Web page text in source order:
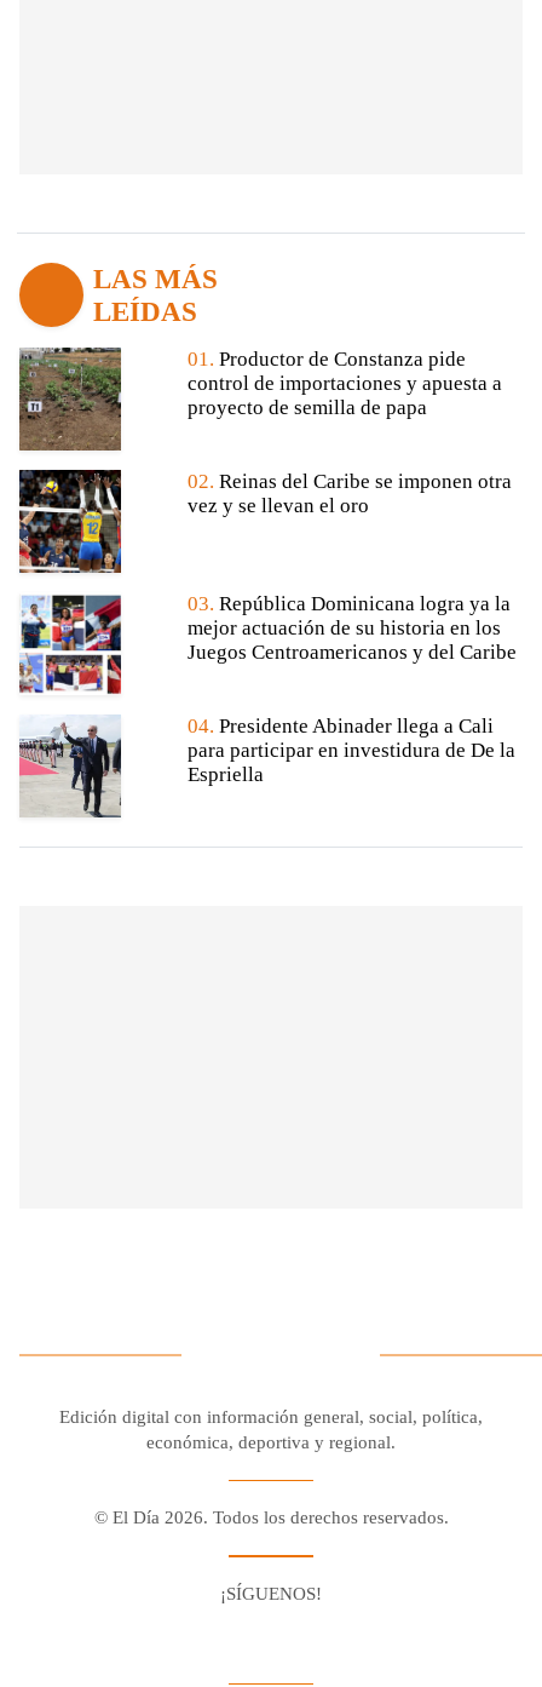
LAS MÁS
LEÍDAS
01. Productor de Constanza pide
control de importaciones y apuesta a
proyecto de semilla de papa
02. Reinas del Caribe se imponen otra
vez y se llevan el oro
03. República Dominicana logra ya la
mejor actuación de su historia en los
Juegos Centroamericanos y del Caribe
04. Presidente Abinader llega a Cali
para participar en investidura de De la
Espriella
Edición digital con información general, social, política,
económica, deportiva y regional.
© El Día 2026. Todos los derechos reservados.
¡SÍGUENOS!